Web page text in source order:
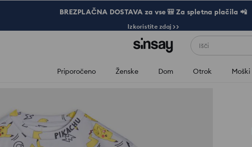
BREZPLAČNA DOSTAVA za vse 🎒 Za spletna plačila 📲
Izkoristite zdaj >>
Išči
Priporočeno Ženske Dom Otrok Moški